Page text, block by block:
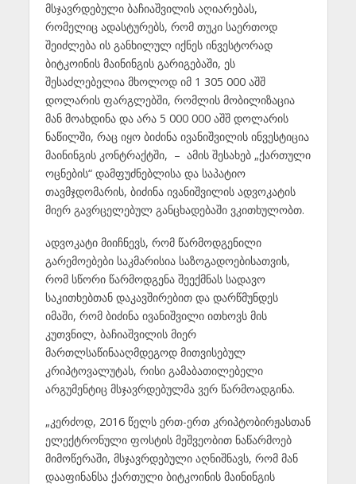
მსჯავრდებული ბაჩიაშვილის აღიარებას,
რომელიც ადასტურებს, რომ თუკი საერთოდ
შეიძლება ის განხილულ იქნეს ინვესტორად
ბიტკოინის მაინინგის გარიგებაში, ეს
შესაძლებელია მხოლოდ იმ 1 305 000 აშშ
დოლარის ფარგლებში, რომლის მობილიზაცია
მან მოახდინა და არა 5 000 000 აშშ დოლარის
ნაწილში, რაც იყო ბიძინა ივანიშვილის ინვესტიცია
მაინინგის კონტრაქტში, – ამის შესახებ „ქართული
ოცნების“ დამფუძნებლისა და საპატიო
თავმჯდომარის, ბიძინა ივანიშვილის ადვოკატის
მიერ გავრცელებულ განცხადებაში ვკითხულობთ.
ადვოკატი მიიჩნევს, რომ წარმოდგენილი
გარემოებები საკმარისია საზოგადოებისათვის,
რომ სწორი წარმოდგენა შეექმნას სადავო
საკითხებთან დაკავშირებით და დარწმუნდეს
იმაში, რომ ბიძინა ივანიშვილი ითხოვს მის
კუთვნილ, ბაჩიაშვილის მიერ
მართლსაწინააღმდეგოდ მითვისებულ
კრიპტოვალუტას, რისი გამაბათილებელი
არგუმენტიც მსჯავრდებულმა ვერ წარმოადგინა.
„კერძოდ, 2016 წელს ერთ-ერთ კრიპტობირჟასთან
ელექტრონული ფოსტის მეშვეობით ნაწარმოებ
მიმოწერაში, მსჯავრდებული აღნიშნავს, რომ მან
დააფინანსა ქართული ბიტკოინის მაინინგის